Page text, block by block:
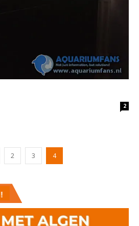
2
2 3 4